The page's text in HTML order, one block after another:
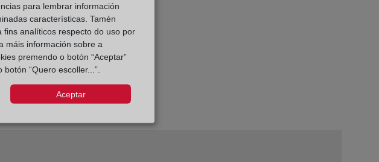
del Registrador:
Beatriz Sánchez Martínez
de Protección de Datos:
dpo@corpme.es
para lembrar información
características. Tamén
fins analíticos respecto do uso por
máis información sobre a
premendo o botón “Aceptar”
“Quero escoller...”.
Aceptar